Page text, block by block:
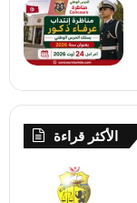
الأكثر قراءة